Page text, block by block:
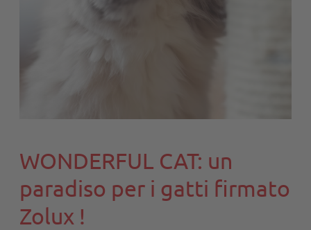
WONDERFUL CAT: un
paradiso per i gatti firmato
Zolux !